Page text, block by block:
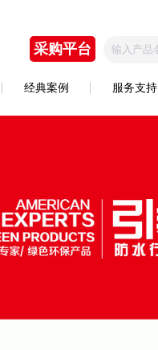
采购平台
经典案例 服务支持